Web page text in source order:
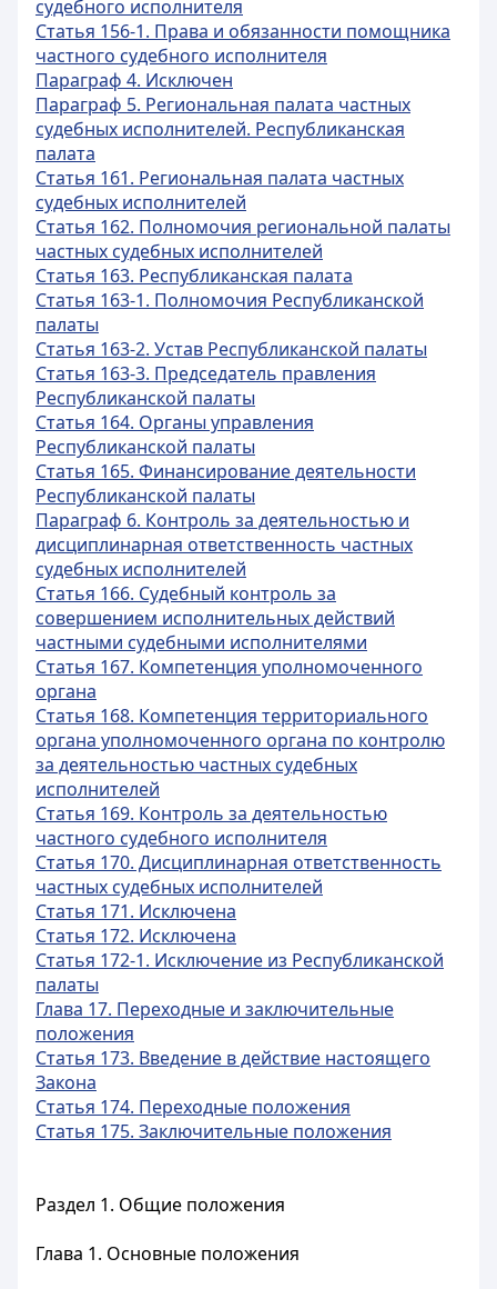
судебного исполнителя
Статья 156-1. Права и обязанности помощника
частного судебного исполнителя
Параграф 4. Исключен
Параграф 5. Региональная палата частных
судебных исполнителей. Республиканская
палата
Статья 161. Региональная палата частных
судебных исполнителей
Статья 162. Полномочия региональной палаты
частных судебных исполнителей
Статья 163. Республиканская палата
Статья 163-1. Полномочия Республиканской
палаты
Статья 163-2. Устав Республиканской палаты
Статья 163-3. Председатель правления
Республиканской палаты
Статья 164. Органы управления
Республиканской палаты
Статья 165. Финансирование деятельности
Республиканской палаты
Параграф 6. Контроль за деятельностью и
дисциплинарная ответственность частных
судебных исполнителей
Статья 166. Судебный контроль за
совершением исполнительных действий
частными судебными исполнителями
Статья 167. Компетенция уполномоченного
органа
Статья 168. Компетенция территориального
органа уполномоченного органа по контролю
за деятельностью частных судебных
исполнителей
Статья 169. Контроль за деятельностью
частного судебного исполнителя
Статья 170. Дисциплинарная ответственность
частных судебных исполнителей
Статья 171. Исключена
Статья 172. Исключена
Статья 172-1. Исключение из Республиканской
палаты
Глава 17. Переходные и заключительные
положения
Статья 173. Введение в действие настоящего
Закона
Статья 174. Переходные положения
Статья 175. Заключительные положения
Раздел 1. Общие положения
Глава 1. Основные положения